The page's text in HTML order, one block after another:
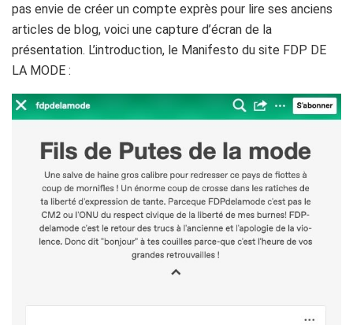
pas envie de créer un compte exprès pour lire ses anciens
articles de blog, voici une capture d’écran de la
présentation. L’introduction, le Manifesto du site FDP DE
LA MODE :